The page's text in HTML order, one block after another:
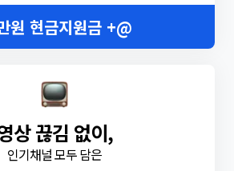
원 현금지원금 +@
상 끊김 없이,
인기채널 모두 담은